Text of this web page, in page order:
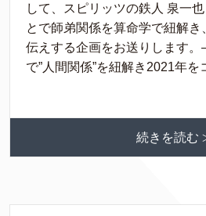
して、スピリッツの鉄人 泉一
とで師弟関係を算命学で紐解
伝えする企画をお送りします
で”人間関係”を紐解き2021年を
続きを読む